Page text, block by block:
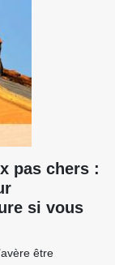
pas chers :
si vous
être